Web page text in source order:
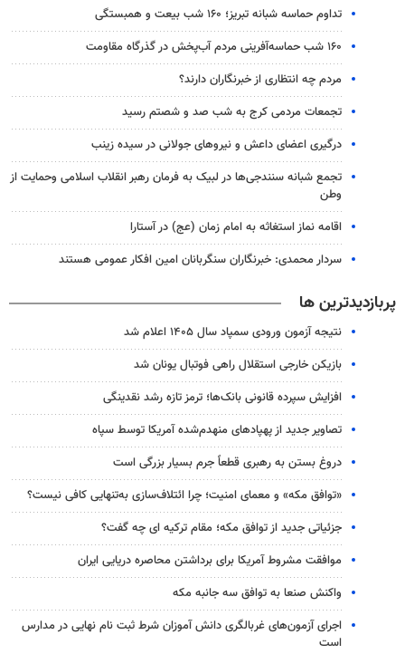
تداوم حماسه شبانه تبریز؛ ۱۶۰ شب بیعت و همبستگی
۱۶۰ شب حماسه‌آفرینی مردم آب‌پخش در گذرگاه مقاومت
مردم چه انتظاری از خبرنگاران دارند؟
تجمعات مردمی کرج به شب صد و شصتم رسید
درگیری اعضای داعش و نیروهای جولانی در سیده زینب
تجمع شبانه سنندجی‌ها در لبیک به فرمان رهبر انقلاب اسلامی وحمایت از
وطن
اقامه نماز استغاثه به امام زمان (عج) در آستارا
سردار محمدی: خبرنگاران سنگربانان امین افکار عمومی هستند
پربازدیدترین ها
نتیجه آزمون ورودی سمپاد سال ۱۴۰۵ اعلام شد
بازیکن خارجی استقلال راهی فوتبال یونان شد
افزایش سپرده قانونی بانک‌ها؛ ترمز تازه رشد نقدینگی
تصاویر جدید از پهپادهای منهدم‌شده آمریکا توسط سپاه
دروغ بستن به رهبری قطعاً جرم بسیار بزرگی است
«توافق مکه» و معمای امنیت؛ چرا ائتلاف‌سازی به‌تنهایی کافی نیست؟
جزئیاتی جدید از توافق مکه؛ مقام ترکیه ای چه گفت؟
موافقت مشروط آمریکا برای برداشتن محاصره دریایی ایران
واکنش صنعا به توافق سه جانبه مکه
اجرای آزمون‌های غربالگری دانش آموزان شرط ثبت نام نهایی در مدارس
است